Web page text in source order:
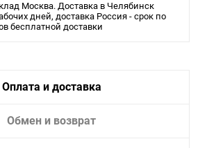
Москва. Доставка в Челябинск
дней, доставка Россия - срок по
бесплатной доставки
Оплата и доставка
Обмен и возврат